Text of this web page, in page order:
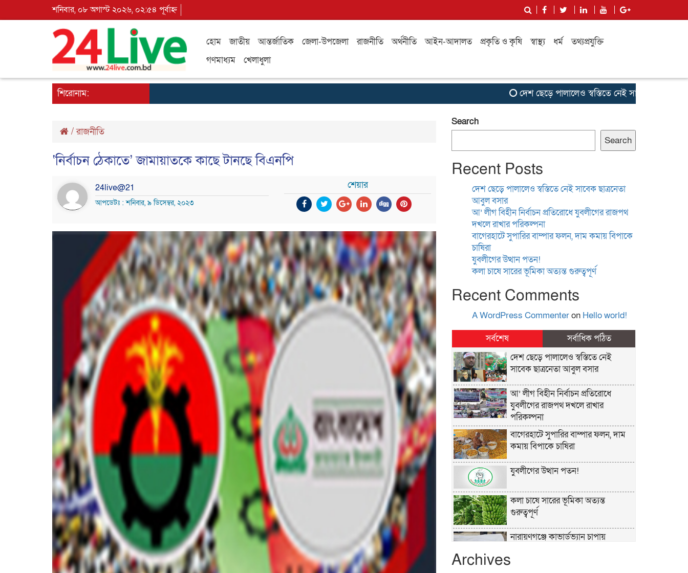
শনিবার, ০৮ অগাস্ট ২০২৬, ০২:৫৪ পূর্বাহ্ন
হোম জাতীয় আন্তর্জাতিক জেলা-উপজেলা রাজনীতি অর্থনীতি আইন-আদালত প্রকৃতি ও কৃষি স্বাস্থ্য ধর্ম
তথ্যপ্রযুক্তি
গণমাধ্যম
খেলাধুলা
শিরোনাম: দেশ ছেড়ে পালালেও স্বস্তিতে নেই সাবেক ছাত্রনেতা আবুল
/রাজনীতি
‘নির্বাচন ঠেকাতে’ জামায়াতকে কাছে টানছে বিএনপি
24live@21
আপডেটঃ : শনিবার, ৯ ডিসেম্বর, ২০২৩
শেয়ার
Search
Search
Recent Posts
দেশ ছেড়ে পালালেও স্বস্তিতে নেই সাবেক ছাত্রনেতা
আবুল বসার
আ’ লীগ বিহীন নির্বাচন প্রতিরোধে যুবলীগের রাজপথ
দখলে রাখার পরিকল্পনা
বাগেরহাটে সুপারির বাম্পার ফলন, দাম কমায় বিপাকে
চাষিরা
যুবলীগের উত্থান পতন!
কলা চাষে সারের ভূমিকা অত্যন্ত গুরুত্বপূর্ণ
Recent Comments
A WordPress Commenteron Hello world!
সর্বশেষ
সর্বাধিক পঠিত
দেশ ছেড়ে পালালেও স্বস্তিতে নেই
সাবেক ছাত্রনেতা আবুল বসার
আ’ লীগ বিহীন নির্বাচন প্রতিরোধে
যুবলীগের রাজপথ দখলে রাখার
পরিকল্পনা
বাগেরহাটে সুপারির বাম্পার ফলন, দাম
কমায় বিপাকে চাষিরা
যুবলীগের উত্থান পতন!
কলা চাষে সারের ভূমিকা অত্যন্ত
গুরুত্বপূর্ণ
নারায়ণগঞ্জে কাভার্ডভ্যান চাপায়
Archives